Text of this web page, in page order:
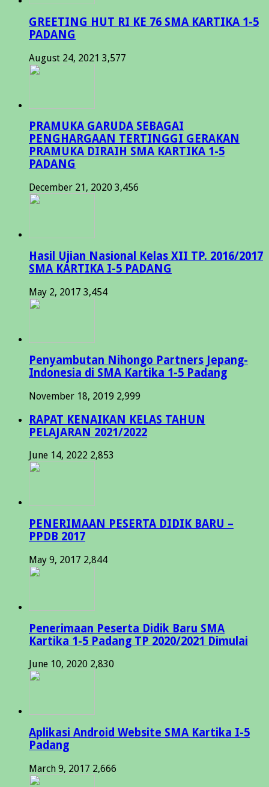
GREETING HUT RI KE 76 SMA KARTIKA 1-5
PADANG
August 24, 2021 3,577
PRAMUKA GARUDA SEBAGAI
PENGHARGAAN TERTINGGI GERAKAN
PRAMUKA DIRAIH SMA KARTIKA 1-5
PADANG
December 21, 2020 3,456
Hasil Ujian Nasional Kelas XII TP. 2016/2017
SMA KARTIKA I-5 PADANG
May 2, 2017 3,454
Penyambutan Nihongo Partners Jepang-
Indonesia di SMA Kartika 1-5 Padang
November 18, 2019 2,999
RAPAT KENAIKAN KELAS TAHUN
PELAJARAN 2021/2022
June 14, 2022 2,853
PENERIMAAN PESERTA DIDIK BARU –
PPDB 2017
May 9, 2017 2,844
Penerimaan Peserta Didik Baru SMA
Kartika 1-5 Padang TP 2020/2021 Dimulai
June 10, 2020 2,830
Aplikasi Android Website SMA Kartika I-5
Padang
March 9, 2017 2,666